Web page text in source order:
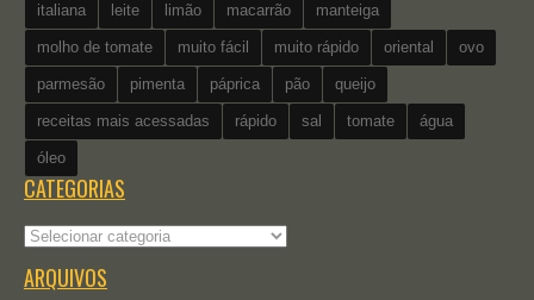
italiana leite limão macarrão manteiga
molho de tomate muito fácil muito rápido oriental ovo
parmesão pimenta páprica pão queijo
receitas mais acessadas rápido sal tomate água
óleo
CATEGORIAS
Categorias
ARQUIVOS